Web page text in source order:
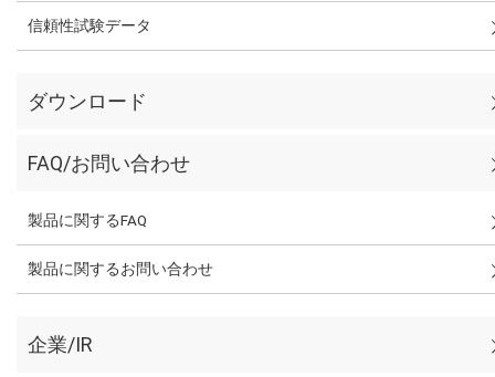
信頼性試験データ
ダウンロード
FAQ/お問い合わせ
製品に関するFAQ
製品に関するお問い合わせ
企業/IR